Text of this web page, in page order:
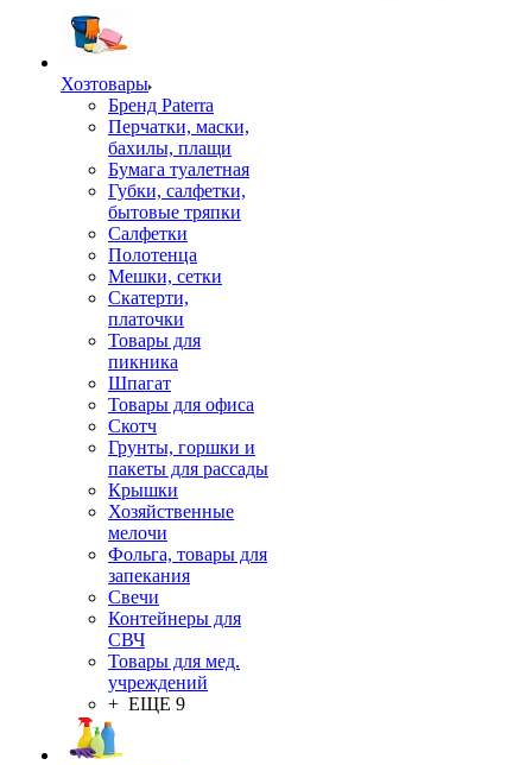
Хозтовары
Бренд Paterra
Перчатки, маски,
бахилы, плащи
Бумага туалетная
Губки, салфетки,
бытовые тряпки
Салфетки
Полотенца
Мешки, сетки
Скатерти,
платочки
Товары для
пикника
Шпагат
Товары для офиса
Скотч
Грунты, горшки и
пакеты для рассады
Крышки
Хозяйственные
мелочи
Фольга, товары для
запекания
Свечи
Контейнеры для
СВЧ
Товары для мед.
учреждений
+ ЕЩЕ 9